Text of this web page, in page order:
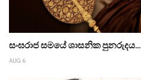
සංඝරාජ සමයේ ශාසනික පුනරුදය...
AUG 6